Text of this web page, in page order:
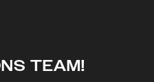
TEAM!